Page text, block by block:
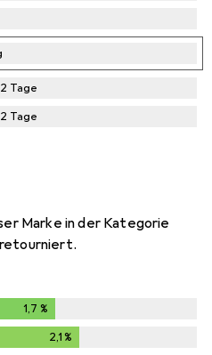
2 Tage
2 Tage
Marke in der Kategorie
1,7 %
2,1 %